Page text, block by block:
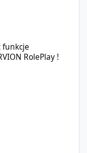
funkcje
RolePlay !